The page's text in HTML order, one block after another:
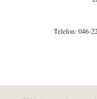
Telefon: 046-